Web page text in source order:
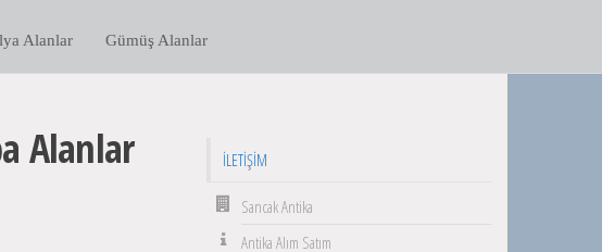
Alanlar Gümüş Alanlar
Alanlar İLETIŞIM
Sancak Antika
Antika Alım Satım